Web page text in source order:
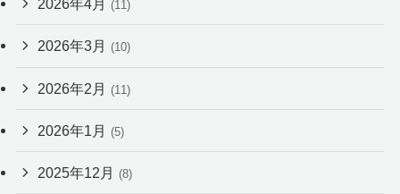
2026年4月 (11)
2026年3月 (10)
2026年2月 (11)
2026年1月 (5)
2025年12月 (8)